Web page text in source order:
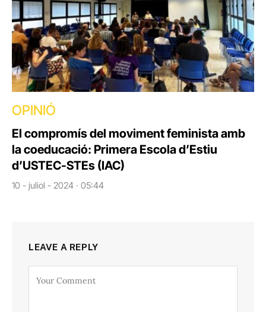
OPINIÓ
El compromís del moviment feminista amb
la coeducació: Primera Escola d’Estiu
d’USTEC-STEs (IAC)
10 - juliol - 2024 · 05:44
LEAVE A REPLY